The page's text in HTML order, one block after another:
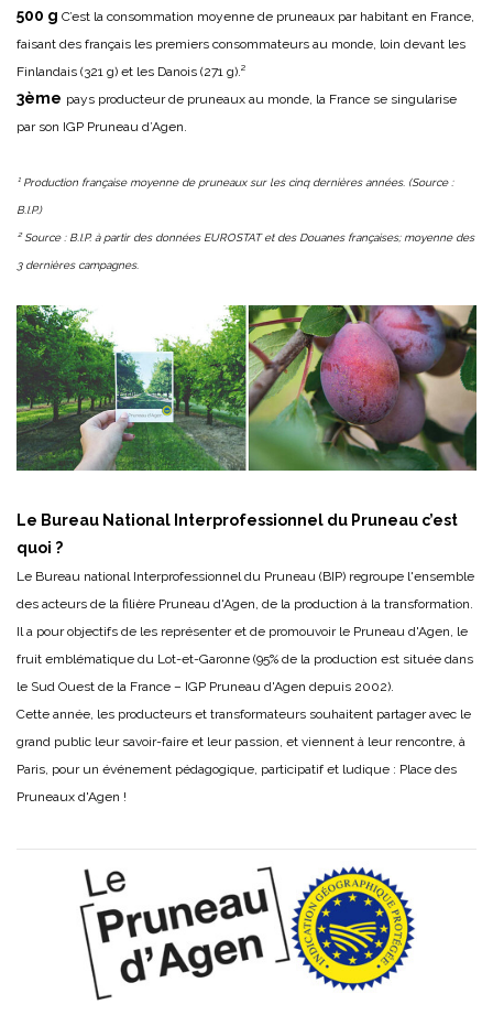
500 g C’est la consommation moyenne de pruneaux par habitant en France,
faisant des français les premiers consommateurs au monde, loin devant les
Finlandais (321 g) et les Danois (271 g).²
3ème pays producteur de pruneaux au monde, la France se singularise
par son IGP Pruneau d’Agen.
¹ Production française moyenne de pruneaux sur les cinq dernières années. (Source :
B.I.P.)
² Source : B.I.P. à partir des données EUROSTAT et des Douanes françaises; moyenne des
3 dernières campagnes.
Le Bureau National Interprofessionnel du Pruneau c’est
quoi ?
Le Bureau national Interprofessionnel du Pruneau (BIP) regroupe l'ensemble
des acteurs de la filière Pruneau d'Agen, de la production à la transformation.
Il a pour objectifs de les représenter et de promouvoir le Pruneau d'Agen, le
fruit emblématique du Lot-et-Garonne (95% de la production est située dans
le Sud Ouest de la France – IGP Pruneau d'Agen depuis 2002).
Cette année, les producteurs et transformateurs souhaitent partager avec le
grand public leur savoir-faire et leur passion, et viennent à leur rencontre, à
Paris, pour un événement pédagogique, participatif et ludique : Place des
Pruneaux d'Agen !